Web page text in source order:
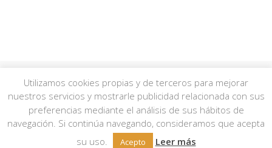
© 2026 JMgalería. Todos los derechos reservados.
Utilizamos cookies propias y de terceros para mejorar
nuestros servicios y mostrarle publicidad relacionada con sus
preferencias mediante el análisis de sus hábitos de
navegación. Si continúa navegando, consideramos que acepta
su uso.
Acepto Leer más